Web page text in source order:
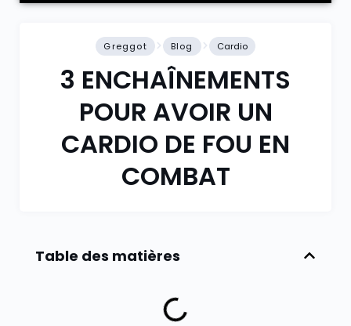
Greggot Blog Cardio
3 ENCHAÎNEMENTS
POUR AVOIR UN
CARDIO DE FOU EN
COMBAT
Table des matières